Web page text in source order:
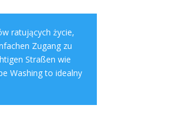
ratujących życie,
Zugang zu
Straßen wie
Washing to idealny